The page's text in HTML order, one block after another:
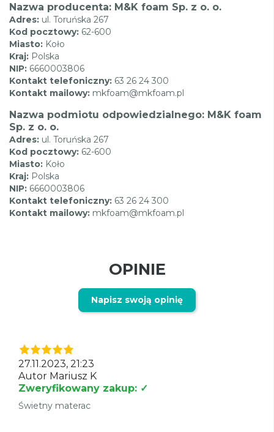
Nazwa producenta: M&K foam Sp. z o. o.
Adres: ul. Toruńska 267
Kod pocztowy: 62-600
Miasto: Koło
Kraj: Polska
NIP: 6660003806
Kontakt telefoniczny: 63 26 24 300
Kontakt mailowy: mkfoam@mkfoam.pl
Nazwa podmiotu odpowiedzialnego: M&K foam
Sp. z o. o.
Adres: ul. Toruńska 267
Kod pocztowy: 62-600
Miasto: Koło
Kraj: Polska
NIP: 6660003806
Kontakt telefoniczny: 63 26 24 300
Kontakt mailowy: mkfoam@mkfoam.pl
OPINIE
Napisz swoją opinię
27.11.2023, 21:23
Autor Mariusz K
Zweryfikowany zakup: ✓
Świetny materac